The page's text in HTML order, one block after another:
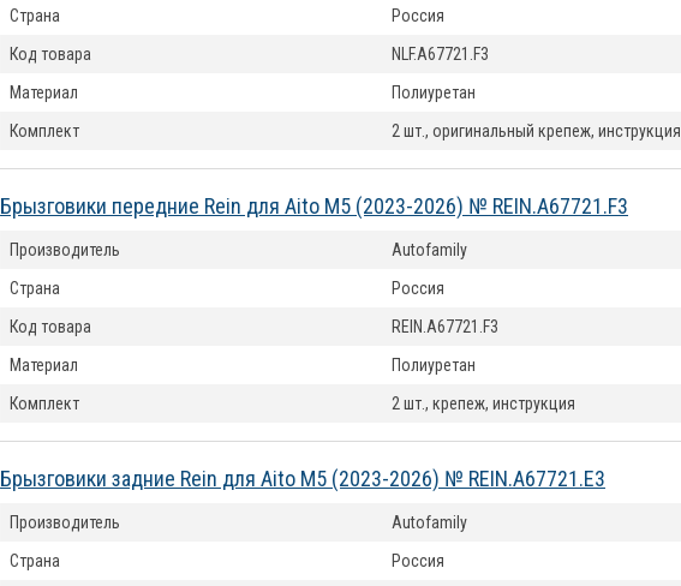
Страна
Россия
Код товара
NLF.A67721.F3
Материал
Полиуретан
Комплект
2 шт., оригинальный крепеж, инструкция
Брызговики передние Rein для Aito M5 (2023-2026) № REIN.A67721.F3
Производитель
Autofamily
Страна
Россия
Код товара
REIN.A67721.F3
Материал
Полиуретан
Комплект
2 шт., крепеж, инструкция
Брызговики задние Rein для Aito M5 (2023-2026) № REIN.A67721.E3
Производитель
Autofamily
Страна
Россия